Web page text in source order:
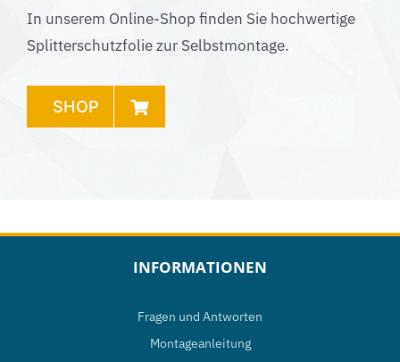
In unserem Online-Shop finden Sie hochwertige
Splitterschutzfolie zur Selbstmontage.
SHOP
INFORMATIONEN
Fragen und Antworten
Montageanleitung